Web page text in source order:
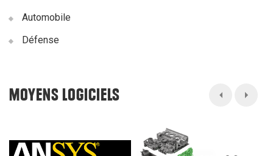
Automobile
Défense
MOYENS LOGICIELS